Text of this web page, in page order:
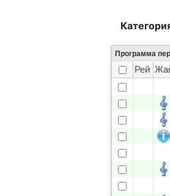
Категория
Программа
Рейтинг